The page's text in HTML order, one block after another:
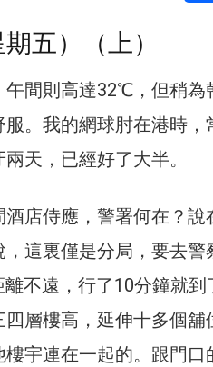
五）（上）
間則高達32℃，但稍為
。我的網球肘在港時
天，已經好了大半。
店侍應，警署何在？
這裏僅是分局，要去
不遠，行了10分鐘就
層樓高，延伸十多個
宇連在一起的。跟門口